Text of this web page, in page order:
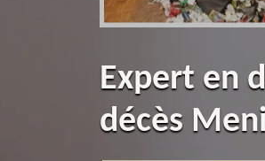
Expert en
décès